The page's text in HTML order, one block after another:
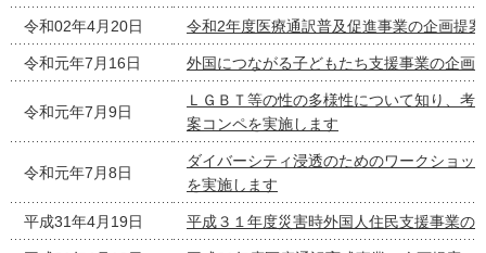
令和02年4月20日 令和2年度医療通訳普及促進事業の企画提
令和元年7月16日 外国につながる子どもたち支援事業の企画
令和元年7月9日
ＬＧＢＴ等の性の多様性について知り、
案コンペを実施します
令和元年7月8日
ダイバーシティ浸透のためのワークショ
を実施します
平成31年4月19日 平成３１年度災害時外国人住民支援事業の